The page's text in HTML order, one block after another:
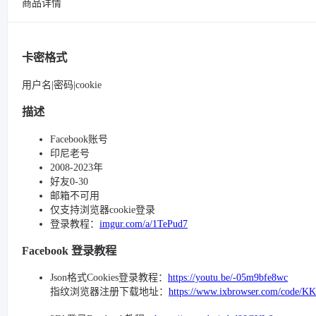
商品详情
卡密格式
用户名|密码|cookie
描述
Facebook账号
印尼老号
2008-2023年
好友0-30
邮箱不可用
仅支持浏览器cookie登录
登录教程： imgur.com/a/1TePud7
Facebook 登录教程
Json格式Cookies登录教程： https://youtu.be/-05m9bfe8wc
指纹浏览器注册下载地址： https://www.ixbrowser.com/code/